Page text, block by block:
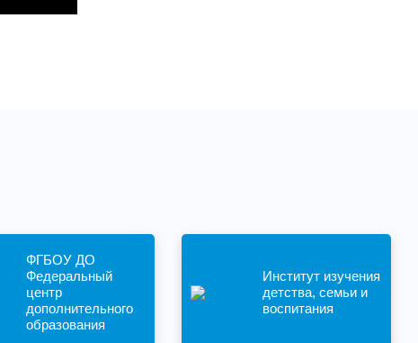
ФГБОУ ДО
Федеральный
центр
дополнительного
образования
Институт изучения
детства, семьи и
воспитания